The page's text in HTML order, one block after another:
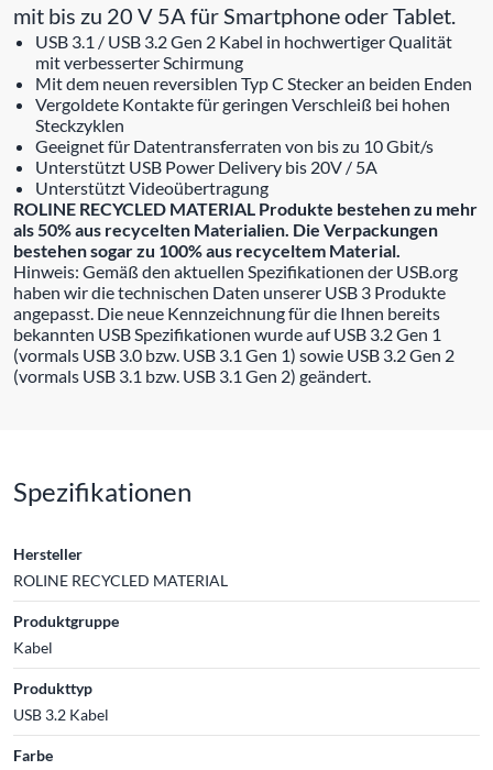
mit bis zu 20 V 5A für Smartphone oder Tablet.
USB 3.1 / USB 3.2 Gen 2 Kabel in hochwertiger Qualität
mit verbesserter Schirmung
Mit dem neuen reversiblen Typ C Stecker an beiden Enden
Vergoldete Kontakte für geringen Verschleiß bei hohen
Steckzyklen
Geeignet für Datentransferraten von bis zu 10 Gbit/s
Unterstützt USB Power Delivery bis 20V / 5A
Unterstützt Videoübertragung
ROLINE RECYCLED MATERIAL Produkte bestehen zu mehr
als 50% aus recycelten Materialien. Die Verpackungen
bestehen sogar zu 100% aus recyceltem Material.
Hinweis: Gemäß den aktuellen Spezifikationen der USB.org
haben wir die technischen Daten unserer USB 3 Produkte
angepasst. Die neue Kennzeichnung für die Ihnen bereits
bekannten USB Spezifikationen wurde auf USB 3.2 Gen 1
(vormals USB 3.0 bzw. USB 3.1 Gen 1) sowie USB 3.2 Gen 2
(vormals USB 3.1 bzw. USB 3.1 Gen 2) geändert.
Spezifikationen
Hersteller
ROLINE RECYCLED MATERIAL
Produktgruppe
Kabel
Produkttyp
USB 3.2 Kabel
Farbe